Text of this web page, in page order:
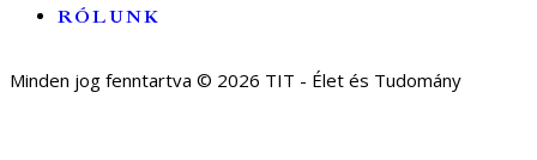
RÓLUNK
Minden jog fenntartva © 2026 TIT - Élet és Tudomány